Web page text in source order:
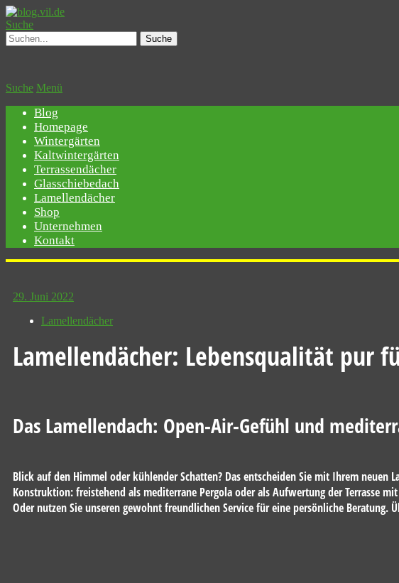
Suche
Suche Menü
Blog
Homepage
Wintergärten
Kaltwintergärten
Terrassendächer
Glasschiebedach
Lamellendächer
Shop
Unternehmen
Kontakt
29. Juni 2022
Lamellendächer
Lamellendächer: Lebensqualität pur
Das Lamellendach: Open-Air-Gefühl und
Blick auf den Himmel oder kühlender Schatten? Das entscheiden Sie mit Ihrem
Konstruktion: freistehend als mediterrane Pergola oder als Aufwertung der Terrasse
Oder nutzen Sie unseren gewohnt freundlichen Service für eine persönliche